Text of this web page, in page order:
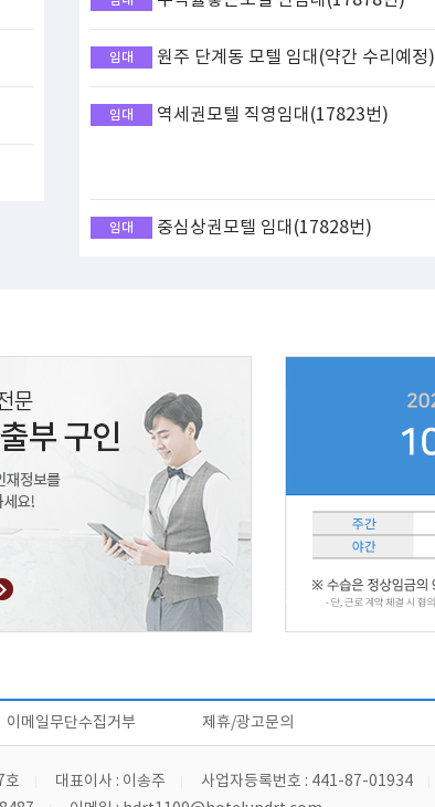
임대 원주 단계동 모텔 임대(약간 수리예정)
임대 역세권모텔 직영임대(17823번)
임대 중심상권모텔 임대(17828번)
이메일무단수집거부 제휴/광고문의
호 대표이사 : 이송주 사업자등록번호 : 441-87-01934